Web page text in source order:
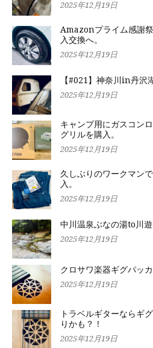
2025年12月19日
Amazonプライム感謝
入交換へ。
2025年12月19日
【#021】神奈川in丹沢
2025年12月19日
キャンプ用にガスコン
グリルを購入。
2025年12月19日
久しぶりのワークマン
入。
2025年12月19日
中川温泉ぶなの湯to川遊
2025年12月19日
クロサワ楽器ギグパッ
2025年12月19日
トラベルギターならギ
りかも？！
2025年12月19日